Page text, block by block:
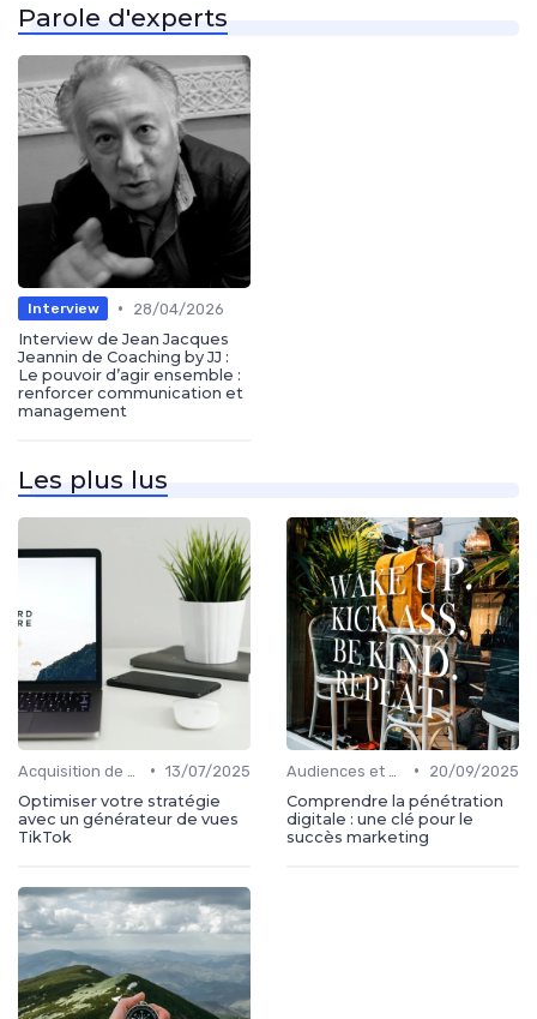
Parole d'experts
Interview •
28/04/2026
Interview de Jean Jacques
Jeannin de Coaching by JJ :
Le pouvoir d’agir ensemble :
renforcer communication et
management
Les plus lus
• 13/07/2025
Optimiser votre stratégie
avec un générateur de vues
TikTok
•
20/09/2025
Comprendre la pénétration
digitale : une clé pour le
succès marketing